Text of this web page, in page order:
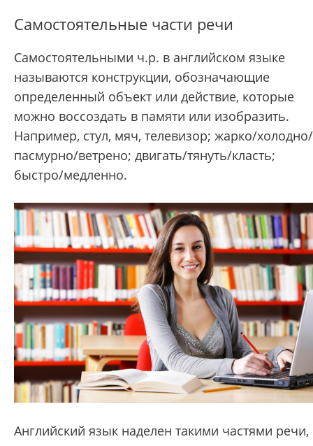
Самостоятельные части речи
Самостоятельными ч.р. в английском языке
называются конструкции, обозначающие
определенный объект или действие, которые
можно воссоздать в памяти или изобразить.
Например, стул, мяч, телевизор; жарко/холодно/
пасмурно/ветрено; двигать/тянуть/класть;
быстро/медленно.
Английский язык наделен такими частями речи,